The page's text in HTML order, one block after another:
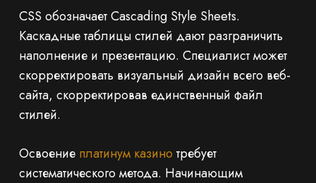
CSS обозначает Cascading Style Sheets.
Каскадные таблицы стилей дают разграничить
наполнение и презентацию. Специалист может
скорректировать визуальный дизайн всего веб-
сайта, скорректировав единственный файл
стилей.
Освоение платинум казино требует
систематического метода. Начинающим